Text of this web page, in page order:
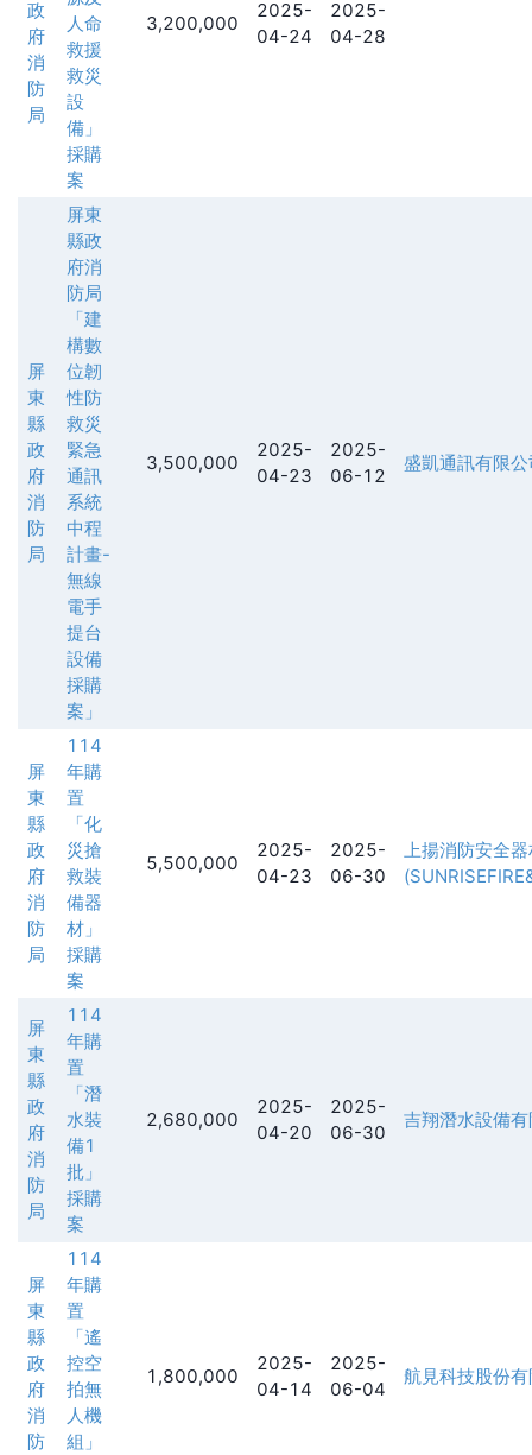
政
府
消
防
局
人命
救援
救災
設
備」
採購
案
3,200,000
2025-
04-24
2025-
04-28
屏
東
縣
政
府
消
防
局
屏東
縣政
府消
防局
「建
構數
位韌
性防
救災
緊急
通訊
系統
中程
計畫-
無線
電手
提台
設備
採購
案」
3,500,000
2025-
04-23
2025-
06-12
盛凱通訊有限公
屏
東
縣
政
府
消
防
局
114
年購
置
「化
災搶
救裝
備器
材」
採購
案
5,500,000
2025-
04-23
2025-
06-30
上揚消防安全
屏
東
縣
政
府
消
防
局
114
年購
置
「潛
水裝
備1
批」
採購
案
2,680,000
2025-
04-20
2025-
06-30
吉翔潛水設備
屏
東
縣
政
府
消
防
114
年購
置
「遙
控空
拍無
人機
組」
1,800,000
2025-
04-14
2025-
06-04
航見科技股份